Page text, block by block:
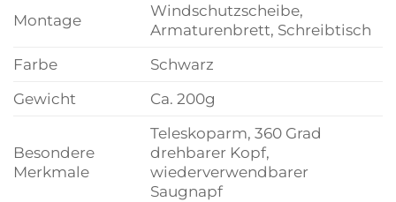
Montage
Windschutzscheibe,
Armaturenbrett, Schreibtisch
Farbe
Schwarz
Gewicht
Ca. 200g
Besondere
Merkmale
Teleskoparm, 360 Grad
drehbarer Kopf,
wiederverwendbarer
Saugnapf